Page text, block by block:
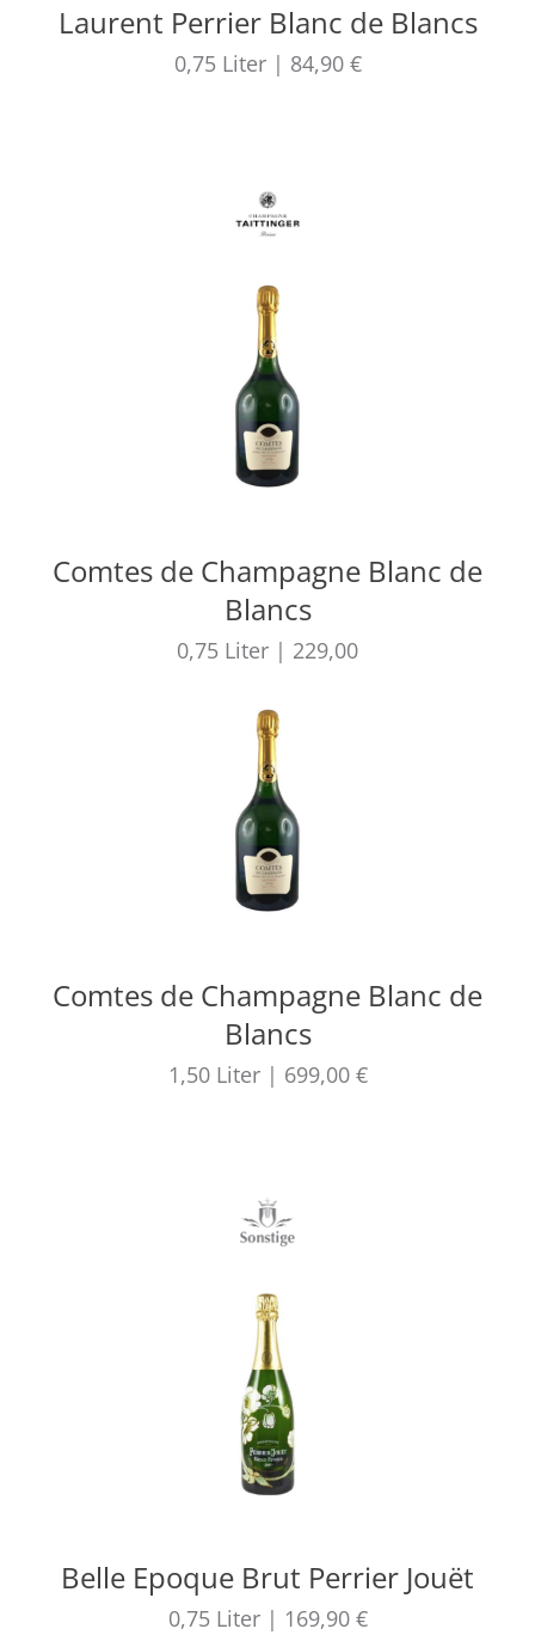
Laurent Perrier Blanc de Blancs
0,75 Liter | 84,90 €
Comtes de Champagne Blanc de
Blancs
0,75 Liter | 229,00
Comtes de Champagne Blanc de
Blancs
1,50 Liter | 699,00 €
Belle Epoque Brut Perrier Jouët
0,75 Liter | 169,90 €